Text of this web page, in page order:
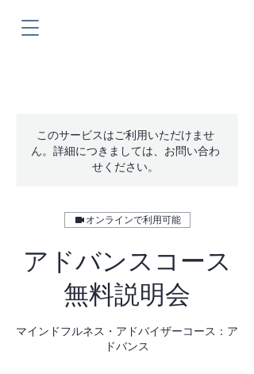
このサービスはご利用いただけませ
ん。詳細につきましては、お問い合わ
せください。
オンラインで利用可能
アドバンスコース
無料説明会
マインドフルネス・アドバイザーコース：ア
ドバンス